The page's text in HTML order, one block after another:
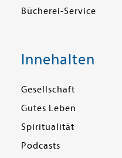
Bücherei-Service
Innehalten
Gesellschaft
Gutes Leben
Spiritualität
Podcasts